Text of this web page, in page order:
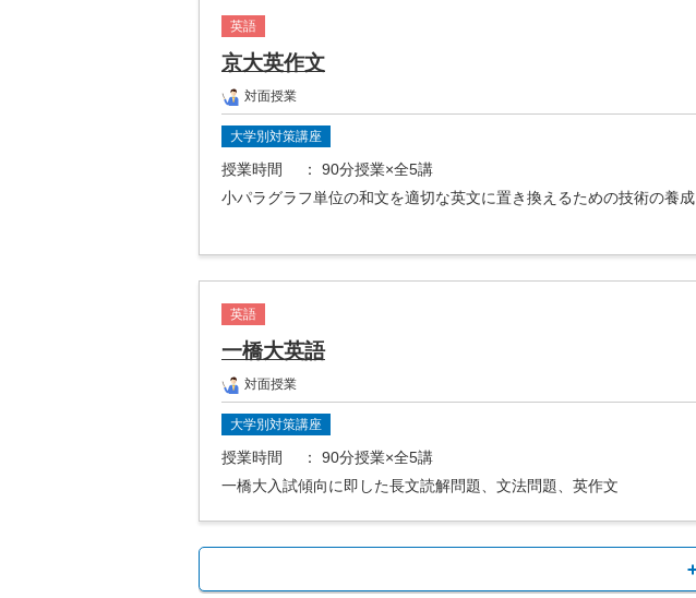
英語
京大英作文
対面授業
大学別対策講座
授業時間
： 90分授業×全5講
小パラグラフ単位の和文を適切な英文に置き換えるための技術の養成
英語
一橋大英語
対面授業
大学別対策講座
授業時間
： 90分授業×全5講
一橋大入試傾向に即した長文読解問題、文法問題、英作文